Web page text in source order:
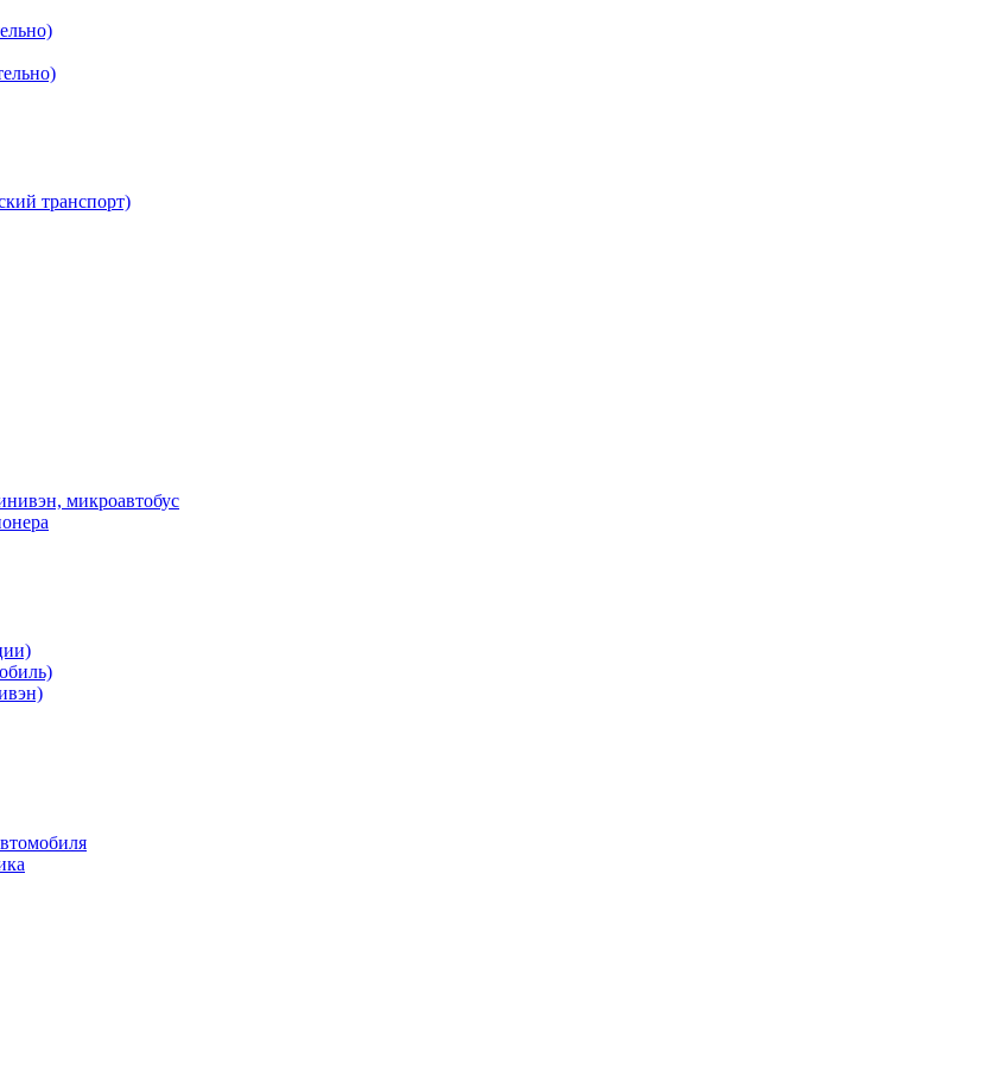
транспорт)
микроавтобус